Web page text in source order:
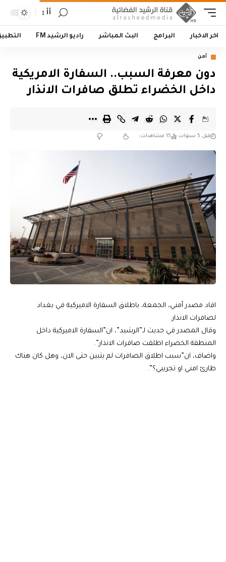
أأ
اخر الاخبار البرامج البث المباشر راديو الرشيد FM
أمن
دون معرفة السبب.. السفارة الامريكية
داخل الخضراء تطلق صافرات الانذار
قبل 5 سنوات 15 مشاهدات
افاد مصدر أمني، الجمعة، باطلاق السفارة الاميركية في بغداد
لصافرات الانذار.
وقال المصدر في حديث لـ”الرشيد”، ان”السفارة الاميركية داخل
المنطقة الخضراء اطلقت صافرات الانذار”.
واضاف، ان”سبب اطلاق الصافرات لم يتبين حتى الان، وهل كان هناك
طارئ امني او تجريبي؟”.